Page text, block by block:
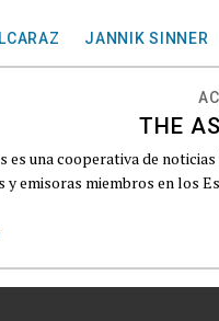
JANNIK SINNER
THE
es una cooperativa de
y emisoras miembros en los